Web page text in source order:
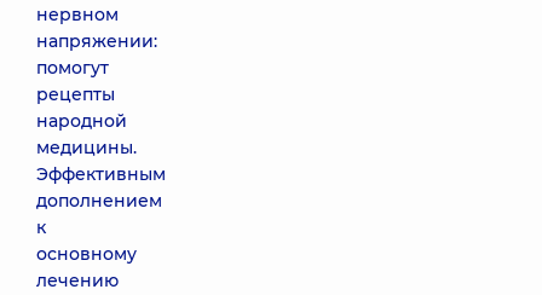
нервном
напряжении:
помогут
рецепты
народной
медицины.
Эффективным
дополнением
к
основному
лечению